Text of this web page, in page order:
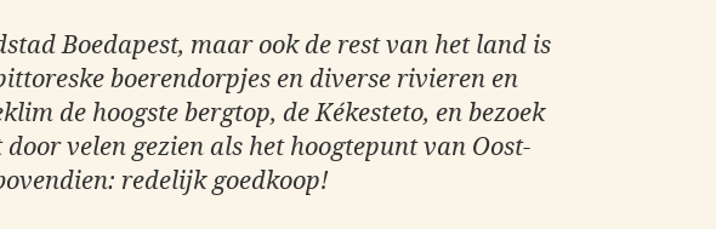
Boedapest, maar ook de rest van het land is
boerendorpjes en diverse rivieren en
de hoogste bergtop, de Kékesteto, en bezoek
velen gezien als het hoogtepunt van Oost-
redelijk goedkoop!